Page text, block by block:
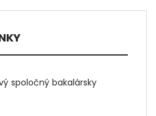
spoločný bakalársky